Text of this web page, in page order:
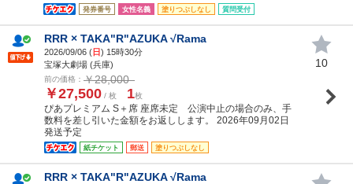
発券番号 女性名義 塗りつぶしなし 質問受付
RRR × TAKA"R"AZUKA √Rama
2026/09/06 (日) 15時30分
宝塚大劇場 (兵庫)
前の価格： ￥28,000
￥27,500 / 枚 1枚
ぴあプレミアム S＋席 座席未定 公演中止の場合のみ、手
数料を差し引いた金額をお返しします。 2026年09月02日
発送予定
紙チケット 郵送 塗りつぶしなし
10
RRR × TAKA"R"AZUKA √Rama